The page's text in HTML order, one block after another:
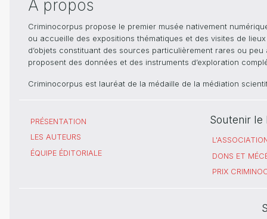
A propos
Criminocorpus propose le premier musée nativement
ou accueille des expositions thématiques et des visites de
d’objets constituant des sources particulièrement rares ou
proposent des données et des instruments d’exploration
Criminocorpus est lauréat de la médaille de la médiation
PRÉSENTATION
LES AUTEURS
ÉQUIPE ÉDITORIALE
Soutenir le
DONS ET
PRIX